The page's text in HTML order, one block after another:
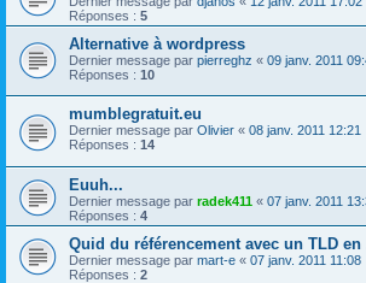
Réponses : 5
Alternative à wordpress
Dernier message par pierreghz « 09 janv. 2011
Réponses : 10
mumblegratuit.eu
Dernier message par Olivier « 08 janv. 2011 12:21
Réponses : 14
Euuh...
Dernier message par radek411 « 07 janv. 2011
Réponses : 4
Quid du référencement avec un TLD en
Dernier message par mart-e « 07 janv. 2011 11:08
Réponses : 2